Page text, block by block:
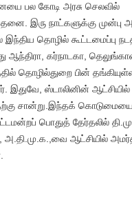
பல கோடி அரசு செலவில்
இரு நாட்களுக்கு முன்பு
இந்திய தொழில் கூட்டமைப்பு
ஆந்திரா, கர்நாடகா,
தொழில்துறை பின்
இதுவே, ஸ்டாலினின்
சான்று.இந்தக்
பொதுத் தேர்தலில்
அ.தி.மு.க.,வை ஆட்சியில்